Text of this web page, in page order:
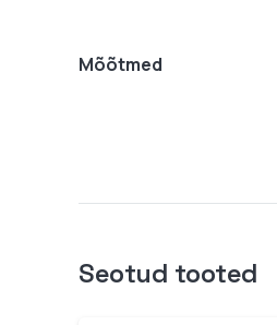
Mõõtmed
Seotud tooted